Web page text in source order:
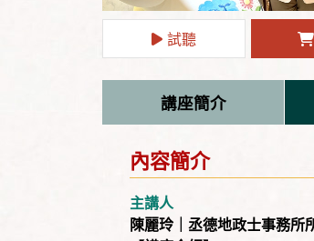
試聽
講座簡介
內容簡介
主講人
陳麗玲｜丞德地政士事務所